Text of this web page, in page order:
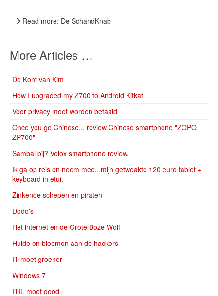
Read more: De SchandKnab
More Articles …
De Kont van Kim
How I upgraded my Z700 to Android Kitkat
Voor privacy moet worden betaald
Once you go Chinese... review Chinese smartphone "ZOPO
ZP700"
Sambal bij? Velox smartphone review.
Ik ga op reis en neem mee...mijn getweakte 120 euro tablet +
keyboard in etui.
Zinkende schepen en piraten
Dodo's
Het internet en de Grote Boze Wolf
Hulde en bloemen aan de hackers
IT moet groener
Windows 7
ITIL moet dood